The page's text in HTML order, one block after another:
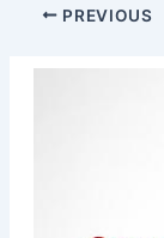
PREVIOUS